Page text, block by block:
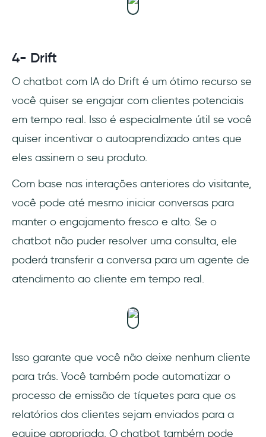
4- Drift
O chatbot com IA do Drift é um ótimo recurso se
você quiser se engajar com clientes potenciais
em tempo real. Isso é especialmente útil se você
quiser incentivar o autoaprendizado antes que
eles assinem o seu produto.
Com base nas interações anteriores do visitante,
você pode até mesmo iniciar conversas para
manter o engajamento fresco e alto. Se o
chatbot não puder resolver uma consulta, ele
poderá transferir a conversa para um agente de
atendimento ao cliente em tempo real.
Isso garante que você não deixe nenhum cliente
para trás. Você também pode automatizar o
processo de emissão de tíquetes para que os
relatórios dos clientes sejam enviados para a
equipe apropriada. O chatbot também pode